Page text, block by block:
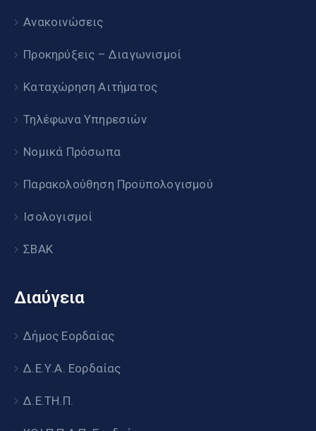
Ανακοινώσεις
Προκηρύξεις – Διαγωνισμοί
Καταχώρηση Αιτήματος
Τηλέφωνα Υπηρεσιών
Νομικά Πρόσωπα
Παρακολούθηση Προϋπολογισμού
Ισολογισμοί
ΣΒΑΚ
Διαύγεια
Δήμος Εορδαίας
Δ.Ε.Υ.Α. Εορδαίας
Δ.Ε.ΤΗ.Π.